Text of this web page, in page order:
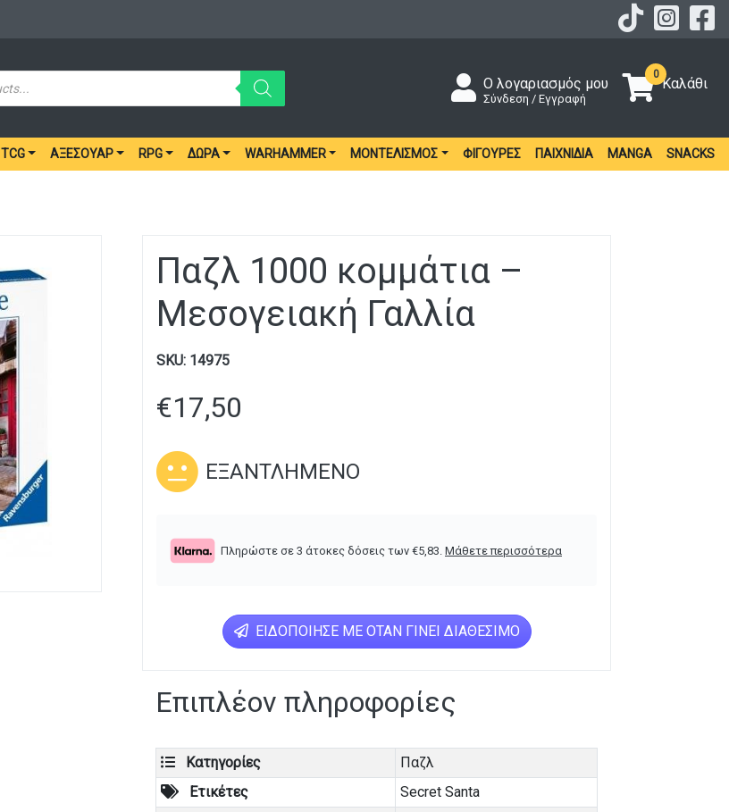
Ο λογαριασμός μου
Σύνδεση / Εγγραφή
0
Καλάθι
TCG ΑΞΕΣΟΥΆΡ RPG ΔΏΡΑ WARHAMMER ΜΟΝΤΕΛΙΣΜΌΣ ΦΙΓΟΎΡΕΣ ΠΑΙΧΝΊΔΙΑ MANGA SNACKS
Παζλ 1000 κομμάτια –
Μεσογειακή Γαλλία
SKU: 14975
€17,50
ΕΞΑΝΤΛΗΜΈΝΟ
Πληρώστε σε 3 άτοκες δόσεις των €5,83 Μάθετε περισσότερα
ΕΙΔΟΠΟΊΗΣΕ ΜΕ ΌΤΑΝ ΓΊΝΕΙ ΔΙΑΘΈΣΙΜΟ
Επιπλέον πληροφορίες
Κατηγορίες
Παζλ
Ετικέτες
Secret Santa